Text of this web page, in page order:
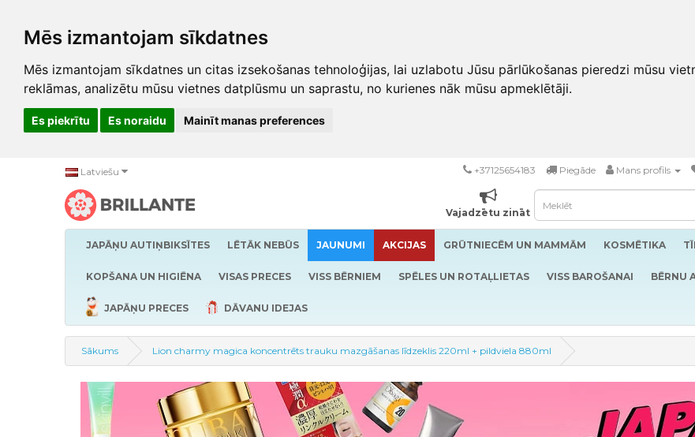
Mēs izmantojam sīkdatnes
Mēs izmantojam sīkdatnes un citas izsekošanas tehnoloģijas, lai uzlabotu Jūsu pārlūkošanas pieredzi mūsu
reklāmas, analizētu mūsu vietnes datplūsmu un saprastu, no kurienes nāk mūsu apmeklētāji.
Es piekrītu Es noraidu Mainīt manas preferences
Latviešu +37125654183 Piegāde Mans profils
Vajadzētu zināt
JAPĀŅU AUTIŅBIKSĪTES LĒTĀK NEBŪS JAUNUMI AKCIJAS GRŪTNIECĒM UN MAMMĀM KOSMĒTIKA
KOPŠANA UN HIGIĒNA VISAS PRECES VISS BĒRNIEM SPĒLES UN ROTAĻLIETAS VISS BAROŠANAI BĒRNU
JAPĀŅU PRECES DĀVANU IDEJAS
Sākums Lion charmy magica koncentrēts trauku mazgāšanas līdzeklis 220ml + pildviela 880ml